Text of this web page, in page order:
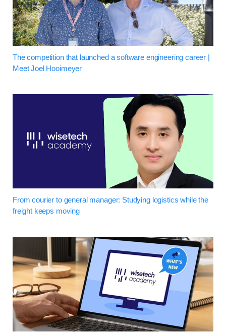
The competition that launched a software engineering career |
Meet Joel Hooimeyer
From courier to general manager: Studying logistics while the
freight keeps moving